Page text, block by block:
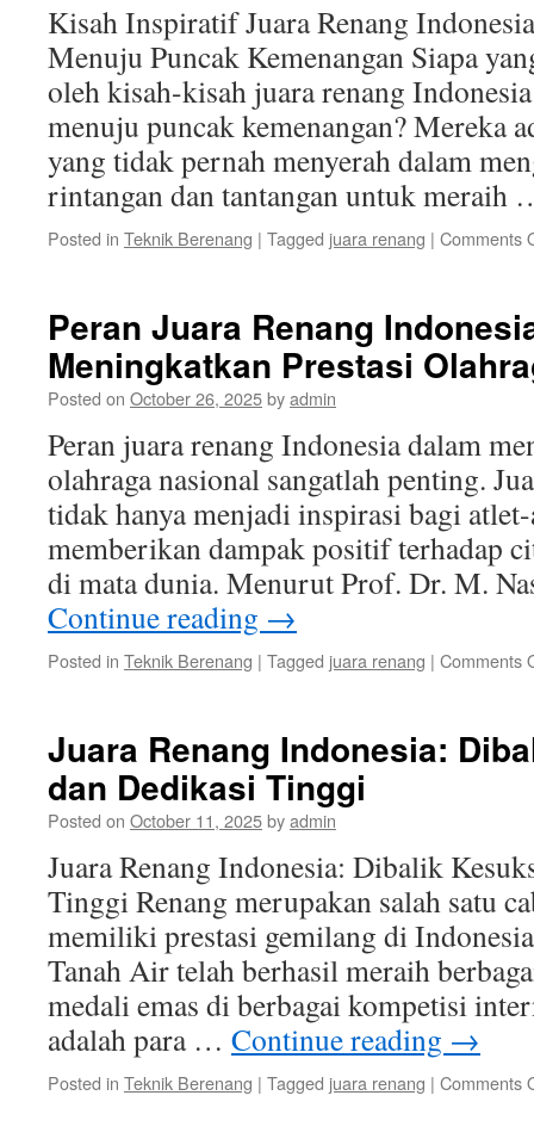
Kisah Inspiratif Juara Renang
Menuju Puncak Kemenangan Siapa
oleh kisah-kisah juara renang
menuju puncak kemenangan? Mereka
yang tidak pernah menyerah dalam
rintangan dan tantangan untuk
Posted in Teknik Berenang | Tagged juara renang | Comments
Peran Juara Renang
Meningkatkan Prestasi
Posted on October 26, 2025byadmin
Peran juara renang Indonesia dalam
olahraga nasional sangatlah penting.
tidak hanya menjadi inspirasi bagi
memberikan dampak positif terhadap
di mata dunia. Menurut Prof. Dr. M.
Continue reading →
Posted in Teknik Berenang | Tagged juara renang | Comments
Juara Renang Indonesia:
dan Dedikasi Tinggi
Posted on October 11, 2025byadmin
Juara Renang Indonesia: Dibalik
Tinggi Renang merupakan salah satu
memiliki prestasi gemilang di
Tanah Air telah berhasil meraih
medali emas di berbagai kompetisi
adalah para … Continue reading →
Posted in Teknik Berenang | Tagged juara renang | Comments